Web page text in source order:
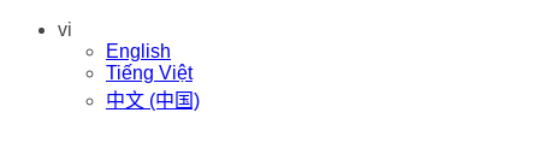
vi
English
Tiếng Việt
中文 (中国)